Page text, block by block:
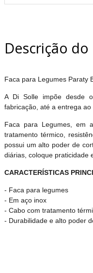
Descrição
Faca para Legumes Paraty
A Di Solle impõe desde
fabricação, até a entrega ao
Faca para Legumes, em
tratamento térmico,
possui um alto poder de
diárias, coloque praticidade
CARACTERÍSTICAS
- Faca para legumes
- Em aço inox
- Cabo com tratamento
- Durabilidade e alto poder